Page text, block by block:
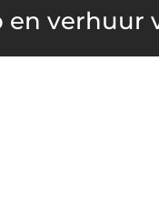
en verhuur